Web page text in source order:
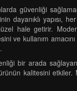
güvenliği
dayanıklı yapısı,
hale getirir.
ve kullanım
bir arada
kalitesini etkiler.